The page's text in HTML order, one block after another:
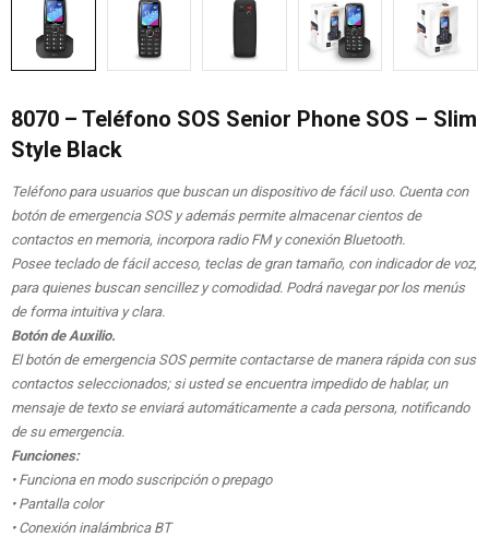
8070 – Teléfono SOS Senior Phone SOS – Slim
Style Black
Teléfono para usuarios que buscan un dispositivo de fácil uso. Cuenta con
botón de emergencia SOS y además permite almacenar cientos de
contactos en memoria, incorpora radio FM y conexión Bluetooth.
Posee teclado de fácil acceso, teclas de gran tamaño, con indicador de voz,
para quienes buscan sencillez y comodidad. Podrá navegar por los menús
de forma intuitiva y clara.
Botón de Auxilio.
El botón de emergencia SOS permite contactarse de manera rápida con sus
contactos seleccionados; si usted se encuentra impedido de hablar, un
mensaje de texto se enviará automáticamente a cada persona, notificando
de su emergencia.
Funciones:
• Funciona en modo suscripción o prepago
• Pantalla color
• Conexión inalámbrica BT